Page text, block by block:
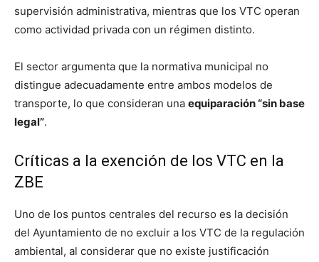
supervisión administrativa, mientras que los VTC operan
como actividad privada con un régimen distinto.
El sector argumenta que la normativa municipal no
distingue adecuadamente entre ambos modelos de
transporte, lo que consideran una equiparación “sin base
legal”.
Críticas a la exención de los VTC en la
ZBE
Uno de los puntos centrales del recurso es la decisión
del Ayuntamiento de no excluir a los VTC de la regulación
ambiental, al considerar que no existe justificación